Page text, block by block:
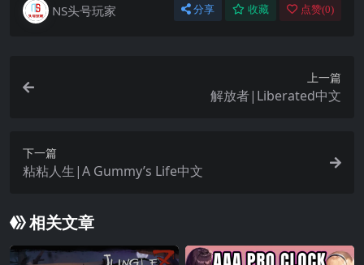
NS头号玩家 分享 收藏 点赞(0)
上一篇
解放者|Liberated中文
下一篇
粘粘人生|A Gummy’s Life中文
相关文章